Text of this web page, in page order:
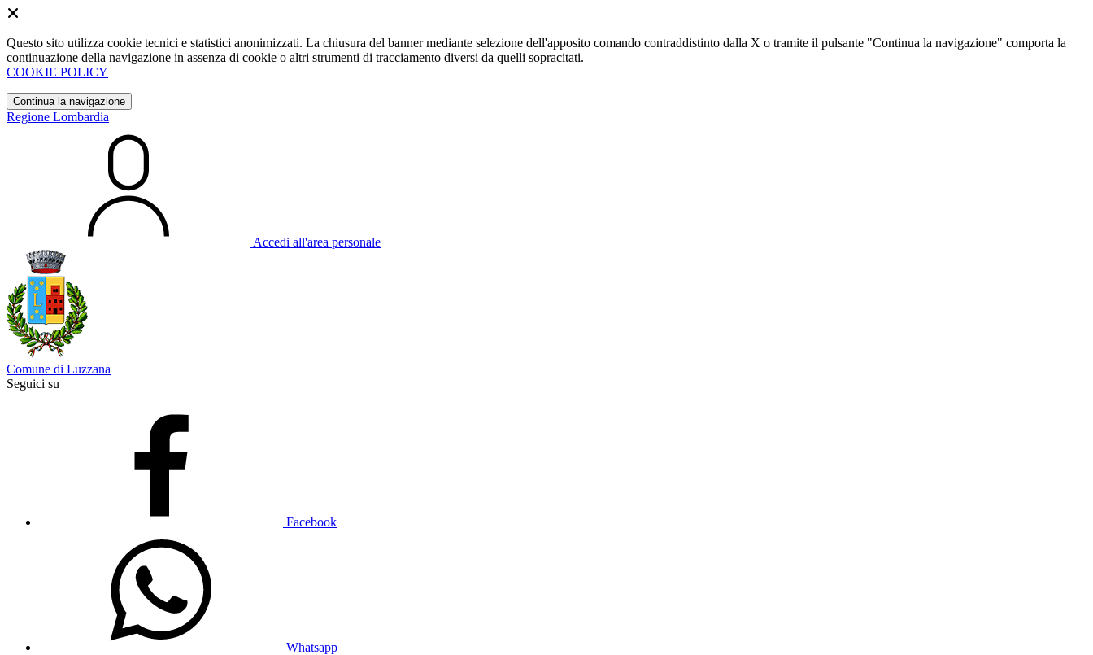
Questo sito utilizza cookie tecnici e statistici anonimizzati. La chiusura del banner mediante selezione dell'apposito comando contraddistinto dalla X o tramite il pulsante "Continua la navigazione" comporta la
continuazione della navigazione in assenza di cookie o altri strumenti di tracciamento diversi da quelli sopracitati.
COOKIE POLICY
Continua la navigazione
Regione Lombardia
Accedi all'area personale
Comune di Luzzana
Seguici su
Facebook
Whatsapp